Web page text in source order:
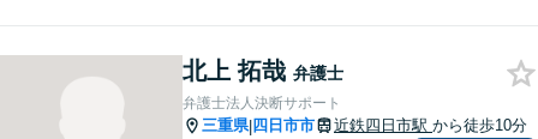
解決できる問題もありますの
で、 お気軽にご相談くださ
い。
北上 拓哉 弁護士
弁護士法人決断サポート
三重県| 四日市市 近鉄四日市駅 から徒歩10分